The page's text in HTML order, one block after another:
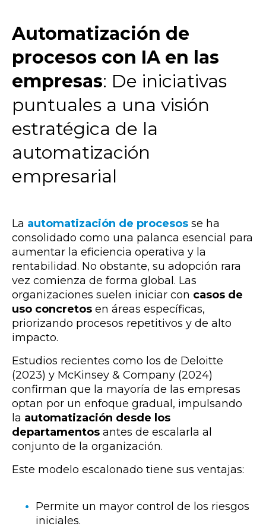
Automatización de
procesos con IA en las
empresas: De iniciativas
puntuales a una visión
estratégica de la
automatización
empresarial
La automatización de procesos se ha
consolidado como una palanca esencial para
aumentar la eficiencia operativa y la
rentabilidad. No obstante, su adopción rara
vez comienza de forma global. Las
organizaciones suelen iniciar con casos de
uso concretos en áreas específicas,
priorizando procesos repetitivos y de alto
impacto.
Estudios recientes como los de Deloitte
(2023) y McKinsey & Company (2024)
confirman que la mayoría de las empresas
optan por un enfoque gradual, impulsando
la automatización desde los
departamentos antes de escalarla al
conjunto de la organización.
Este modelo escalonado tiene sus ventajas:
Permite un mayor control de los riesgos
iniciales.